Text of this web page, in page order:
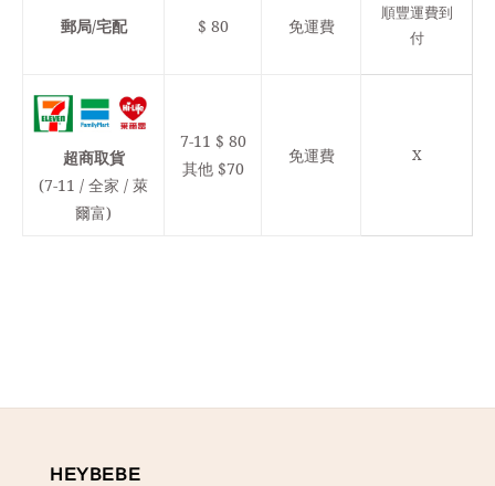
郵局/宅配 $ 80 免運費
順豐運費到
付
超商取貨
(7-11 / 全家 / 萊
爾富)
7-11 $ 80
其他 $70
免運費 X
HEYBEBE